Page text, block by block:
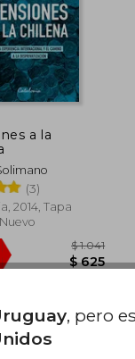
a la
(3)
2014, Tapa
, pero